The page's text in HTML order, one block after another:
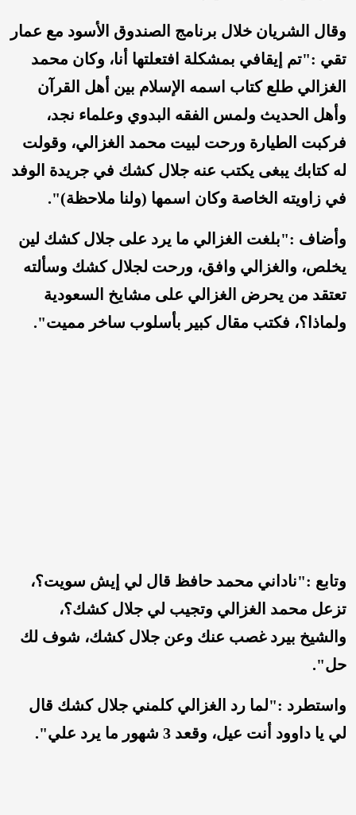
وقال الشريان خلال برنامج الصندوق الأسود مع عمار
تقي :"تم إيقافي بمشكلة افتعلتها أنا، وكان محمد
الغزالي طلع كتاب اسمه الإسلام بين أهل القرآن
وأهل الحديث ولمس الفقه البدوي وعلماء نجد،
فركبت الطيارة ورحت لبيت محمد الغزالي، وقولت
له كتابك يبغى يكتب عنه جلال كشك في جريدة الوفد
في زاويته الخاصة وكان اسمها (ولنا ملاحظة)".
وأضاف :"بلغت الغزالي ما يرد على جلال كشك لين
يخلص، والغزالي وافق، ورحت لجلال كشك وسألته
تعتقد من يحرض الغزالي على مشايخ السعودية
ولماذا؟، فكتب مقال كبير بأسلوب ساخر مميت".
وتابع :"ناداني محمد حافظ قال لي إيش سويت؟،
تزعل محمد الغزالي وتجيب لي جلال كشك؟،
والشيخ بيرد غصب عنك وعن جلال كشك، شوف لك
حل".
واستطرد :"لما رد الغزالي كلمني جلال كشك قال
لي يا داوود أنت عيل، وقعد 3 شهور ما يرد علي".